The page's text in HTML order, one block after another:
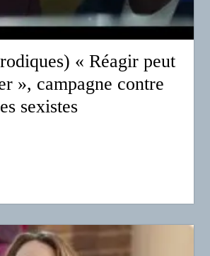
« Réagir peut
», campagne contre
sexistes